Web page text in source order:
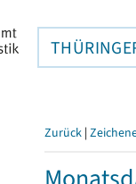
Zurück |